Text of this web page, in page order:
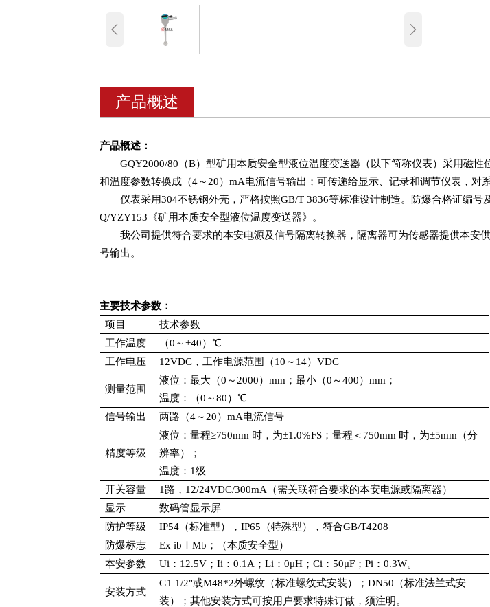
 
产品概述
产品概述：
GQY2000/80（B）型矿用本质安全型液位温度变送器（以下简称仪表）采用磁
和温度参数转换成（4～20）mA电流信号输出；可传递给显示、记录和调节仪表，对
仪表采用304不锈钢外壳，严格按照GB/T 3836等标准设计制造。防爆合格证编
Q/YZY153《矿用本质安全型液位温度变送器》。
我公司提供符合要求的本安电源及信号隔离转换器，隔离器可为传感器提供本安
号输出。
主要技术参数：
项目
技术参数
工作温度
（0～+40）℃
工作电压
12VDC，工作电源范围（10～14）VDC
测量范围
液位：最大（0～2000）mm；最小（0～400）mm；
温度：（0～80）℃
信号输出
两路（4～20）mA电流信号
精度等级
液位：量程≥750mm 时，为±1.0%FS；量程＜750mm 时，为±5mm（分
辨率）；
温度：1级
开关容量
1路，12/24VDC/300mA（需关联符合要求的本安电源或隔离器）
显示
数码管显示屏
防护等级
IP54（标准型），IP65（特殊型），符合GB/T4208
防爆标志
Ex ibⅠMb；（本质安全型）
本安参数
Ui：12.5V；Ii：0.1A；Li：0μH；Ci：50μF；Pi：0.3W。
安装方式
G1 1/2"或M48*2外螺纹（标准螺纹式安装）；DN50（标准法兰式安
装）；其他安装方式可按用户要求特殊订做，须注明。